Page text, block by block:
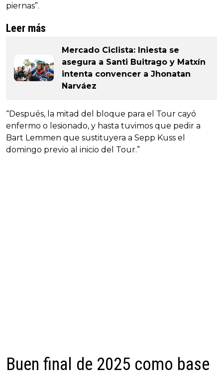
piernas”.
Leer más
Mercado Ciclista: Iniesta se
asegura a Santi Buitrago y Matxín
intenta convencer a Jhonatan
Narváez
“Después, la mitad del bloque para el Tour cayó
enfermo o lesionado, y hasta tuvimos que pedir a
Bart Lemmen que sustituyera a Sepp Kuss el
domingo previo al inicio del Tour.”
Buen final de 2025 como base